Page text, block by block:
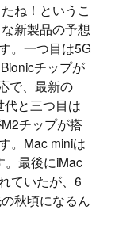
ね！というこ
新製品の予想
。一つ目は5G
チップが
で、最新の
代と三つ目は
チップが搭
。Mac miniは
。最後にiMac
ていたが、6
秋頃になるん